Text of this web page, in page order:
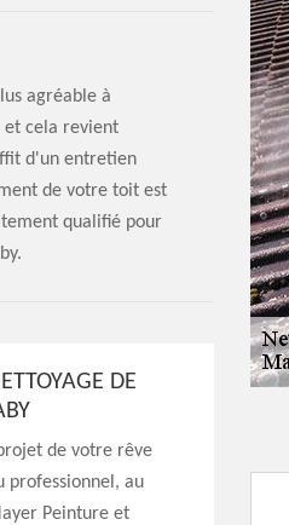
agréable à
et cela revient
d'un entretien
de votre toit est
qualifié pour
DE
de votre rêve
professionnel, au
Peinture et